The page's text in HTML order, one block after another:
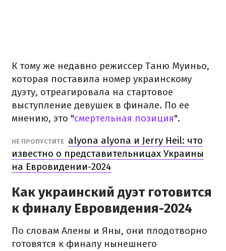
К тому же недавно режиссер Таню Муиньо,
которая поставила номер украинскому
дуэту, отреагировала на стартовое
выступление девушек в финале. По ее
мнению, это "смертельная позиция".
НЕ ПРОПУСТИТЕ alyona alyona и Jerry Heil: что
известно о представительницах Украины
на Евровидении-2024
Как украинский дуэт готовится
к финалу Евровидения-2024
По словам Алены и Яны, они плодотворно
готовятся к финалу нынешнего